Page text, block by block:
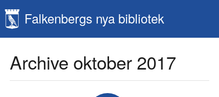
Falkenbergs
nya
Falkenbergs nya bibliotek
Archive oktober 2017